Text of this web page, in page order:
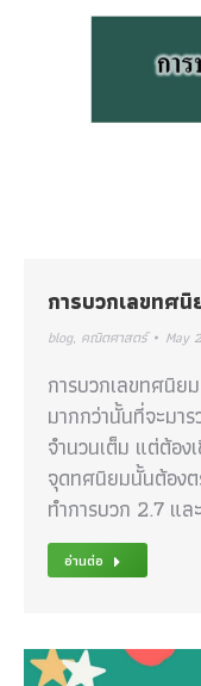
การบวกเลขทศนิ
blog, คณิตศาสตร์ May
การบวกเลขทศนิย
มากกว่านั้นที่จะมา
จำนวนเต็ม แต่ต้อง
จุดทศนิยมนั้นต้อง
ทำการบวก 2.7 แล
อ่านต่อ